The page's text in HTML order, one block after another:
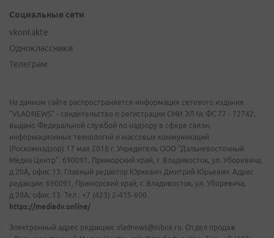
Социальные сети
vkontakte
Одноклассники
Телеграм
На данном сайте распространяется информация сетевого издания
"VLADNEWS" - свидетельство о регистрации СМИ ЭЛ № ФС 77 - 72742,
выдано Федеральной службой по надзору в сфере связи,
информационных технологий и массовых коммуникаций
(Роскомнадзор) 17 мая 2018 г. Учредитель ООО "Дальневосточный
Медиа Центр". 690091, Приморский край, г. Владивосток, ул. Уборевича,
д.20А, офис 13. Главный редактор Юркевич Дмитрий Юрьевич. Адрес
редакции: 690091, Приморский край, г. Владивосток, ул. Уборевича,
д.20А, офис 13. Тел.: +7 (423) 2-415-600.
https://mediadv.online/
Электронный адрес редакции: vladnews@inbox.ru. Отдел продаж